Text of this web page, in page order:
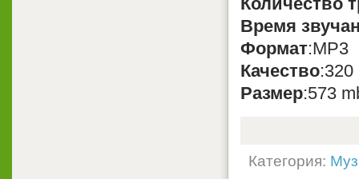
Время
Формат:MP3
Качество:320
Размер:573
Категория: